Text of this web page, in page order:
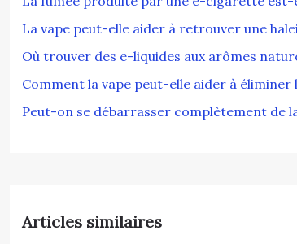
La vape peut-elle aider à retrouver une
Où trouver des e-liquides aux arômes
Comment la vape peut-elle aider à éliminer
Peut-on se débarrasser complètement de
Articles similaires